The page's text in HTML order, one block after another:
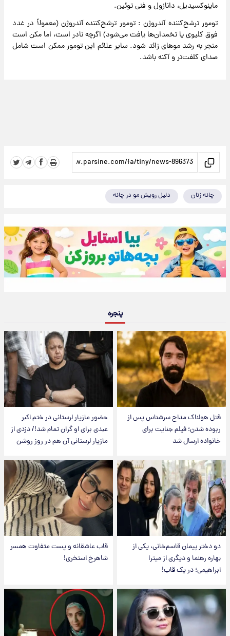
ماینوکسیدیل، دانازول و فنی توئین.
تومور ترشح‌کننده آندروژن :‌ تومور ترشح‌کننده آندروژن (معمولاً در غدد
فوق کلیوی یا تخمدان‌ها یافت می‌شود) اگرچه نادر است، اما مکن است
منجر به رشد موهای زائد شود. سایر علائم این تومور ممکن است شامل
صدای کلفت‌تر و آکنه باشد.
چانه زنان دلیل رویش مو در چانه
پنجره
قتل هولناک مداح سرشناس پس از
ربوده شدن؛ فیلم جنایت برای
خانواده ارسال شد
حضور مازیار لرستانی در ختم اکبر
عبدی برای او گران تمام شد!/ دزدی از
مازیار لرستانی آن هم در روز روشن
دو دختر پیمان قاسم‌خانی، یکی از
بهاره رهنما و دیگری از میترا
ابراهیمی؛ در یک قاب!
قاب عاشقانه و پست متفاوت همسر
شاهرخ استخری!